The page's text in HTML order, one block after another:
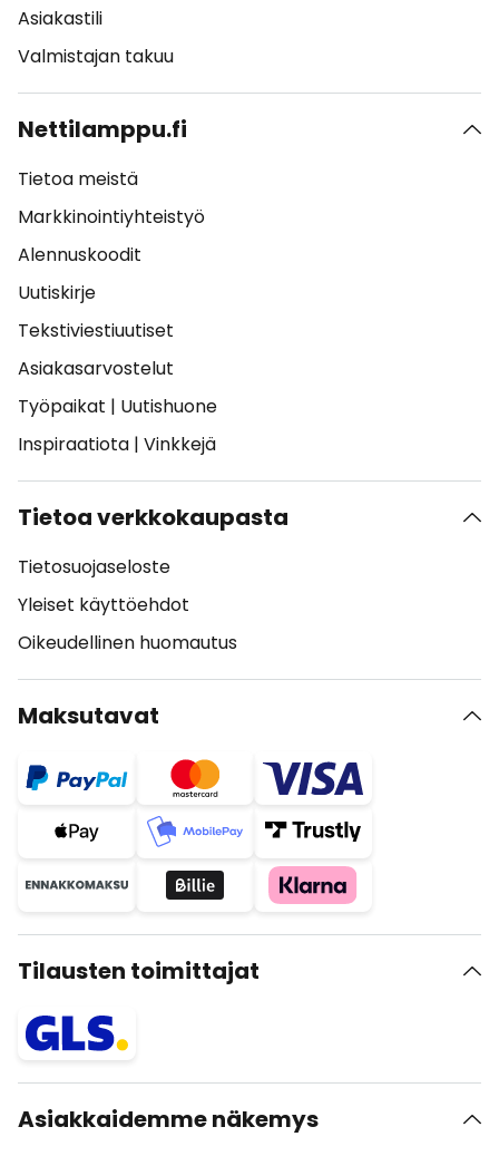
Asiakastili
Valmistajan takuu
Nettilamppu.fi
Tietoa meistä
Markkinointiyhteistyö
Alennuskoodit
Uutiskirje
Tekstiviestiuutiset
Asiakasarvostelut
Työpaikat | Uutishuone
Inspiraatiota | Vinkkejä
Tietoa verkkokaupasta
Tietosuojaseloste
Yleiset käyttöehdot
Oikeudellinen huomautus
Maksutavat
Tilausten toimittajat
Asiakkaidemme näkemys